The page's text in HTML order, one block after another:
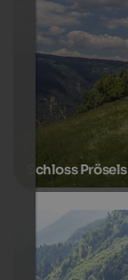
Schloss Prösels